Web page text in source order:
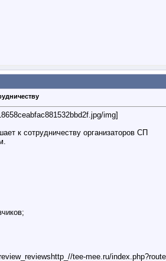
img]
к сотрудничеству организаторов СП
tee-mee.ru/